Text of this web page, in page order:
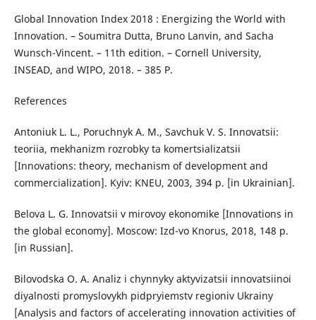
Global Innovation Index 2018 : Energizing the World with
Innovation. – Soumitra Dutta, Bruno Lanvin, and Sacha
Wunsch-Vincent. – 11th edition. – Cornell University,
INSEAD, and WIPO, 2018. – 385 P.
References
Antoniuk L. L., Poruchnyk A. M., Savchuk V. S. Innovatsii:
teoriia, mekhanizm rozrobky ta komertsializatsii
[Innovations: theory, mechanism of development and
commercialization]. Kyiv: KNEU, 2003, 394 p. [in Ukrainian].
Belova L. G. Innovatsii v mirovoy ekonomike [Innovations in
the global economy]. Moscow: Izd-vo Knorus, 2018, 148 p.
[in Russian].
Bilovodska O. A. Analiz i chynnyky aktyvizatsii innovatsiinoi
diyalnosti promyslovykh pidpryiemstv regioniv Ukrainy
[Analysis and factors of accelerating innovation activities of